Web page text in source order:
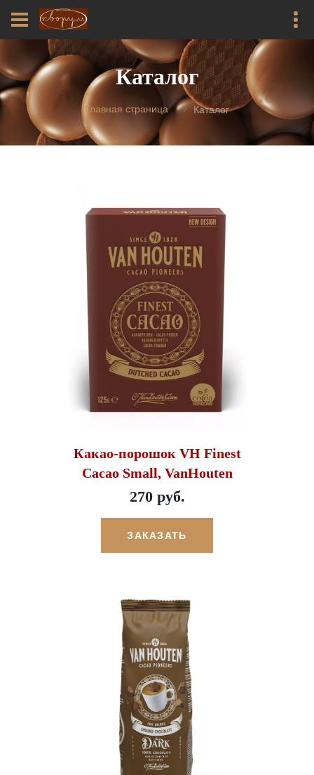
Каталог
Главная страница Каталог
Какао-порошок VH Finest
Cacao Small, VanHouten
270 руб.
ЗАКАЗАТЬ